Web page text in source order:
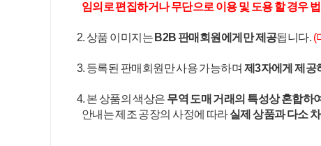
임의로 편집하거나 무단으로 이용 및 도용 할 경우
2. 상품 이미지는 B2B 판매회원에게만 제공됩니다. (
3. 등록된 판매회원만 사용 가능하며 제3자에게 제공
4. 본 상품의 색상은 무역 도매 거래의 특성상 혼합하
안내는 제조 공장의 사정에 따라실제 상품과 다소 차